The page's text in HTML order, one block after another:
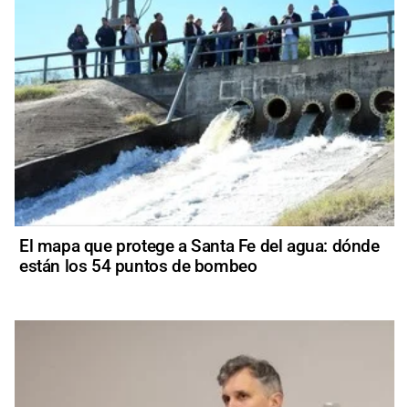
El mapa que protege a Santa Fe del agua: dónde
están los 54 puntos de bombeo